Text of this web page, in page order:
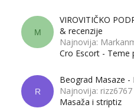
M
VIROVITIČKO
& recenzije
Najnovija:
Cro Escort - Teme
R
Beograd Masaze -
Najnovija: rizz6767
Masaža i striptiz